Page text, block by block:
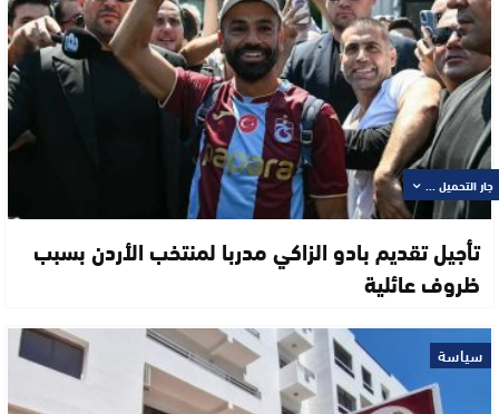
تأجيل تقديم بادو الزاكي مدربا لمنتخب الأردن بسبب
ظروف عائلية
سياسة
جار التحميل ...